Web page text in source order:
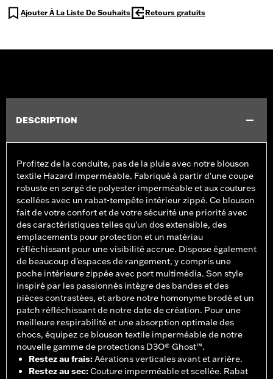
Ajouter À La Liste De Souhaits Retours gratuits
DESCRIPTION
Profitez de la conduite, pas de la pluie avec notre blouson
textile Hazard imperméable. Fabriqué à partir d'une coupe
robuste en sergé de polyester imperméable et aux coutures
scellées avec un rabat-tempête intérieur zippé. Ce blouson
fait de votre confort et de votre sécurité une priorité avec
des caractéristiques telles qu'un dos extensible, des
emplacements pour protection et un matériau
réfléchissant pour une visibilité accrue. Dispose également
de beaucoup d'espaces de rangement, y compris une
poche intérieure zippée avec port multimédia. Son style
inspiré par les passionnés intègre des bandes et des
pièces contrastées, et arbore notre homonyme brodé et un
patch réfléchissant de notre date de création. Pour une
meilleure respirabilité et une absorption optimale des
chocs, équipez ce blouson textile imperméable de notre
nouvelle gamme de protections D3O® Ghost™.
Restez au frais:Aérations verticales avant et arrière.
Restez au sec:Couture imperméable et scellée. Rabat